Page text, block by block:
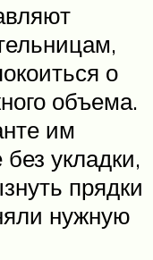
о
объема.
им
укладки,
прядки
нужную